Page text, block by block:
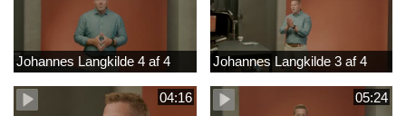
Johannes Langkilde 4 af 4 Johannes Langkilde 3 af 4
04:16 05:24